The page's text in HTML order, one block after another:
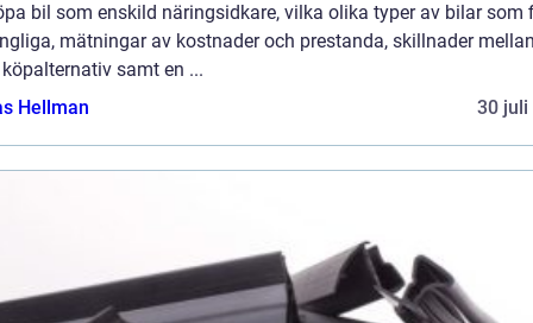
bil som enskild näringsidkare, vilka olika typer av bilar som
mätningar av kostnader och prestanda, skillnader
samt en ...
Hellman
30 juli